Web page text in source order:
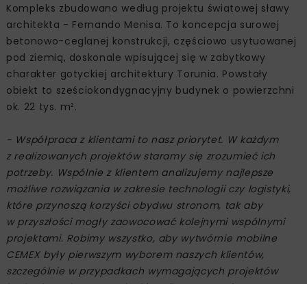
Kompleks zbudowano według projektu światowej sławy
architekta - Fernando Menisa. To koncepcja surowej
betonowo-ceglanej konstrukcji, częściowo usytuowanej
pod ziemią, doskonale wpisującej się w zabytkowy
charakter gotyckiej architektury Torunia. Powstały
obiekt to sześciokondygnacyjny budynek o powierzchni
ok. 22 tys. m².
- Współpraca z klientami to nasz priorytet. W każdym
z realizowanych projektów staramy się zrozumieć ich
potrzeby. Wspólnie z klientem analizujemy najlepsze
możliwe rozwiązania w zakresie technologii czy logistyki,
które przynoszą korzyści obydwu stronom, tak aby
w przyszłości mogły zaowocować kolejnymi wspólnymi
projektami. Robimy wszystko, aby wytwórnie mobilne
CEMEX były pierwszym wyborem naszych klientów,
szczególnie w przypadkach wymagających projektów